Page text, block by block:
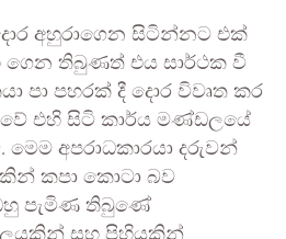
අහුරාගෙන සිටින්නට එක්
ගෙන තිබුණත් එය සාර්ථක වී
පා පහරක් දී දොර විවෘත කර
එහි සිටි කාර්ය මණ්ඩලයේ
අපරාධකාරයා දරුවන්
කපා කොටා බව
පැමිණ තිබුණේ
සහ පිහියකින්